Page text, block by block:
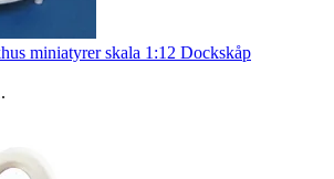
miniatyrer skala 1:12 Dockskåp
.